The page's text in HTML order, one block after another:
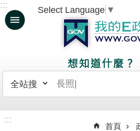
跳到主要內容區塊
常
生
::: Select Language ▼
:::
首頁